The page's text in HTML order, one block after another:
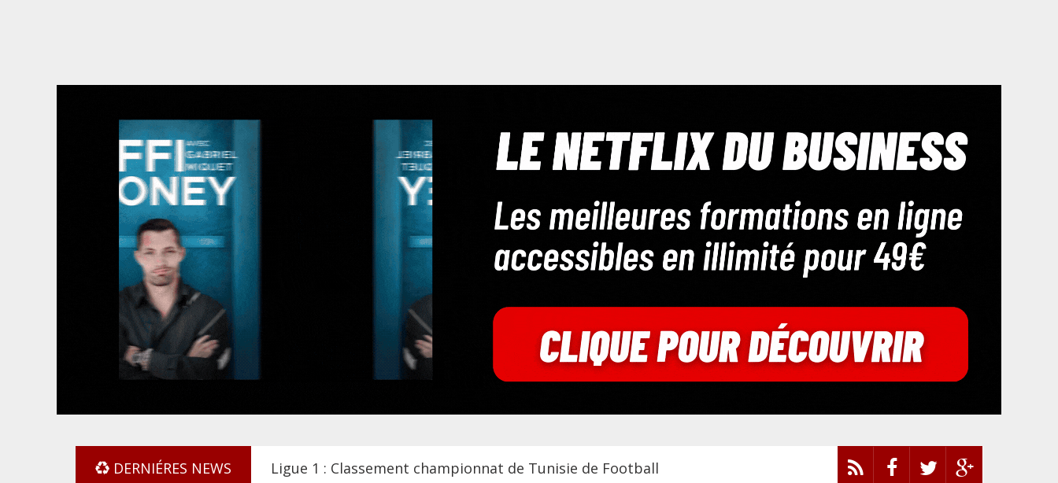
DERNIÉRES NEWS Ligue 1 : Classement championnat de Tunisie de Football